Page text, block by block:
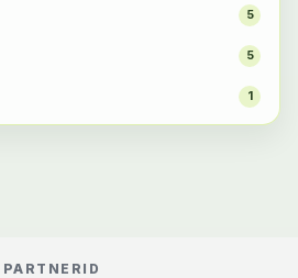
5
5
1
PARTNERID